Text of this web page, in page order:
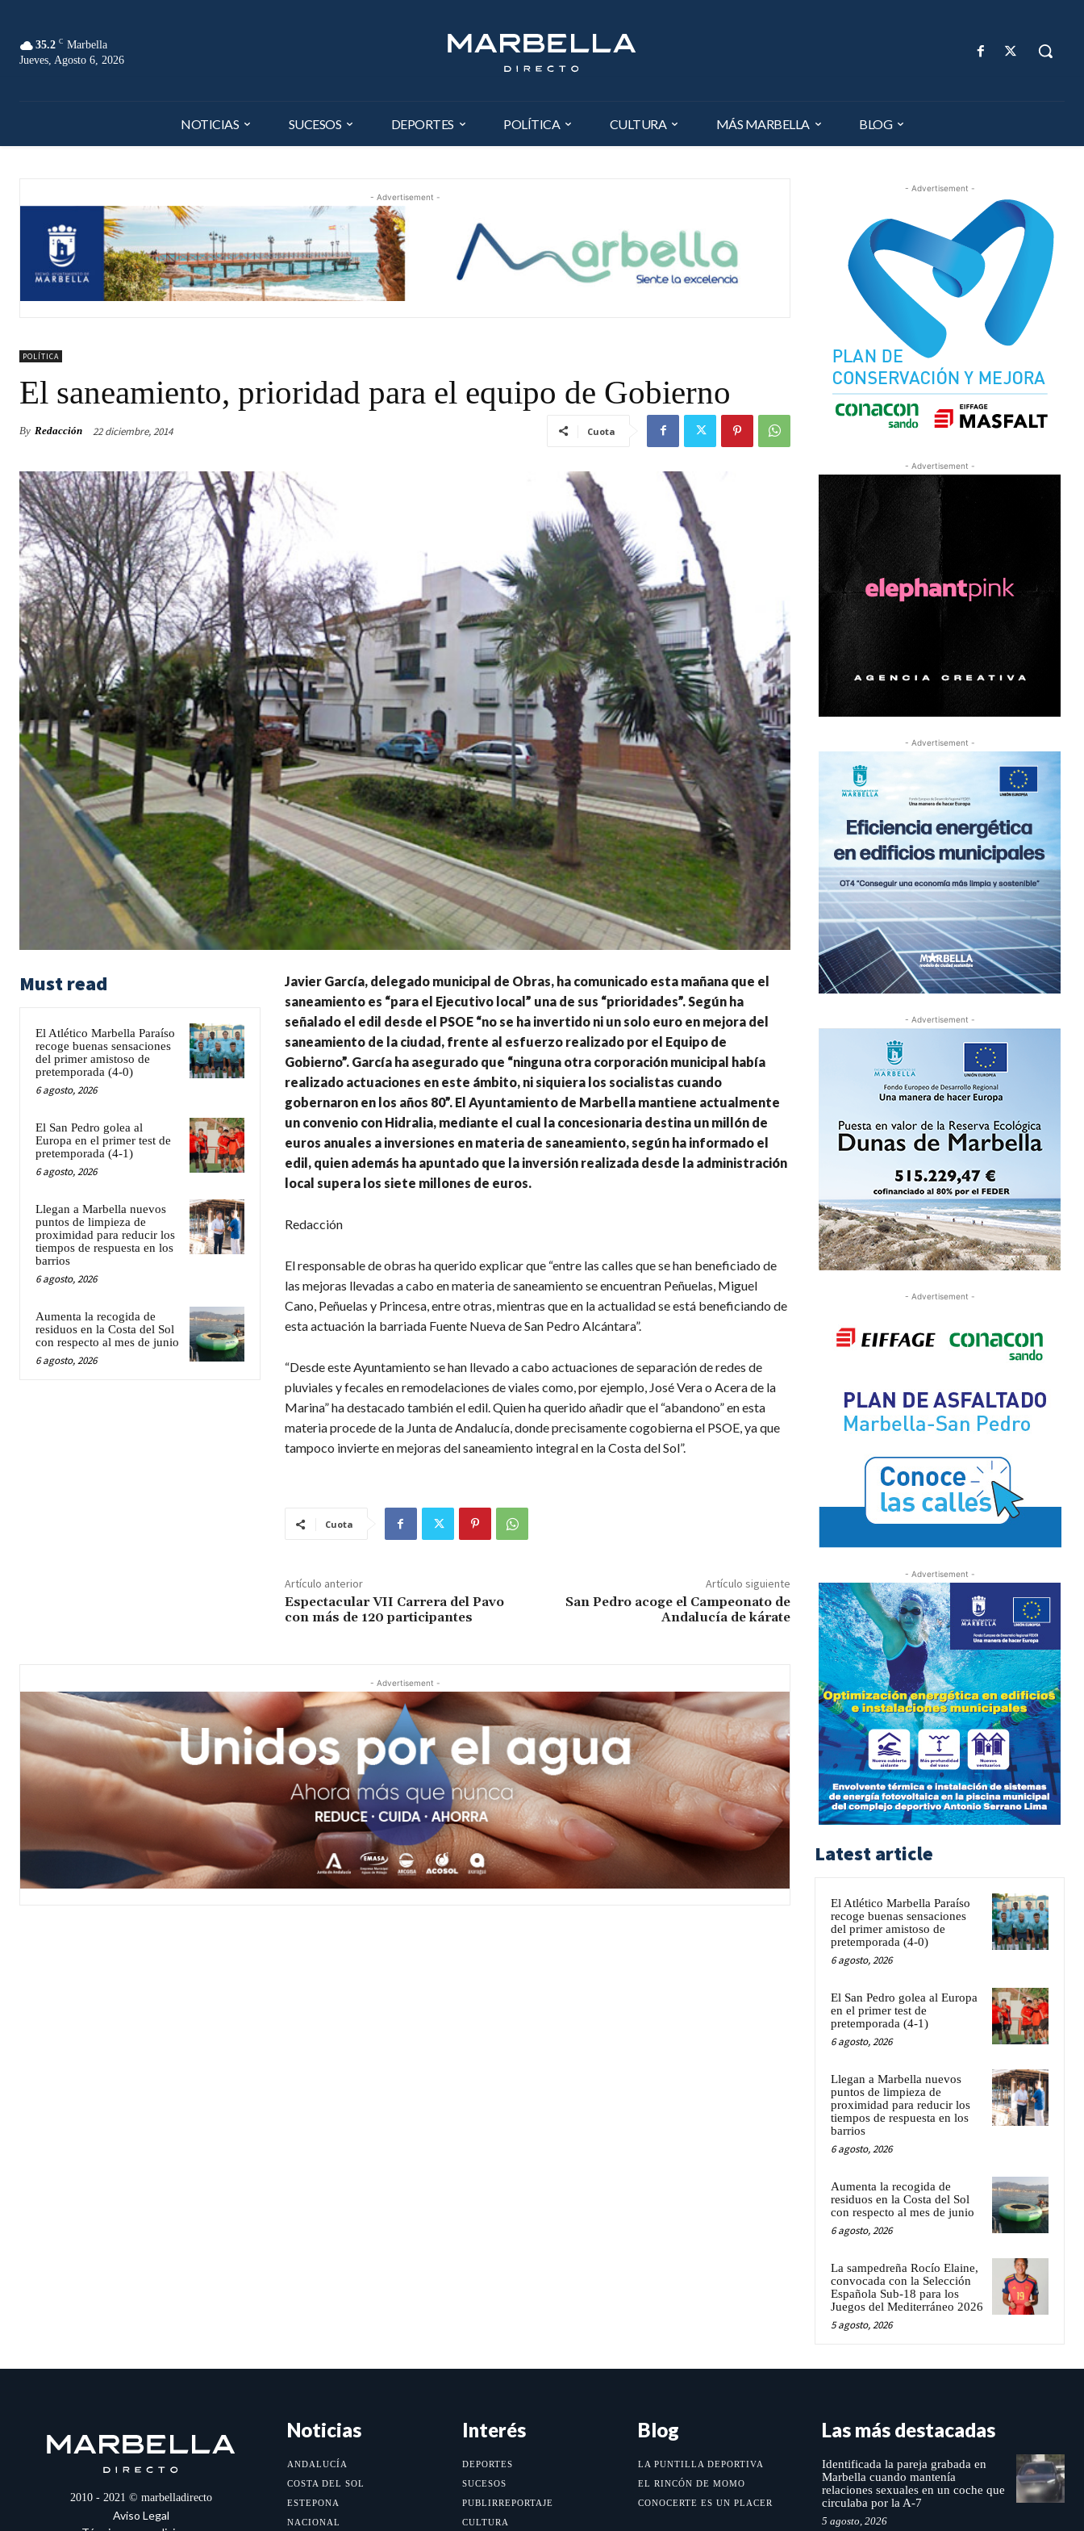
35.2 C Marbella
Jueves, Agosto 6, 2026
NOTICIAS SUCESOS DEPORTES POLÍTICA CULTURA MÁS MARBELLA BLOG
- Advertisement -
POLÍTICA
El saneamiento, prioridad para el equipo de Gobierno
By Redacción 22 diciembre, 2014 Cuota
Must read
El Atlético Marbella Paraíso
recoge buenas sensaciones
del primer amistoso de
pretemporada (4-0)
6 agosto, 2026
El San Pedro golea al
Europa en el primer test de
pretemporada (4-1)
6 agosto, 2026
Llegan a Marbella nuevos
puntos de limpieza de
proximidad para reducir los
tiempos de respuesta en los
barrios
6 agosto, 2026
Aumenta la recogida de
residuos en la Costa del Sol
con respecto al mes de junio
6 agosto, 2026
Javier García, delegado municipal de Obras, ha comunicado esta mañana que el
saneamiento es “para el Ejecutivo local” una de sus “prioridades”. Según ha
señalado el edil desde el PSOE “no se ha invertido ni un solo euro en mejora del
saneamiento de la ciudad, frente al esfuerzo realizado por el Equipo de
Gobierno”. García ha asegurado que “ninguna otra corporación municipal había
realizado actuaciones en este ámbito, ni siquiera los socialistas cuando
gobernaron en los años 80”. El Ayuntamiento de Marbella mantiene actualmente
un convenio con Hidralia, mediante el cual la concesionaria destina un millón de
euros anuales a inversiones en materia de saneamiento, según ha informado el
edil, quien además ha apuntado que la inversión realizada desde la administración
local supera los siete millones de euros.
Redacción
El responsable de obras ha querido explicar que “entre las calles que se han beneficiado de
las mejoras llevadas a cabo en materia de saneamiento se encuentran Peñuelas, Miguel
Cano, Peñuelas y Princesa, entre otras, mientras que en la actualidad se está beneficiando de
esta actuación la barriada Fuente Nueva de San Pedro Alcántara”.
“Desde este Ayuntamiento se han llevado a cabo actuaciones de separación de redes de
pluviales y fecales en remodelaciones de viales como, por ejemplo, José Vera o Acera de la
Marina” ha destacado también el edil. Quien ha querido añadir que el “abandono” en esta
materia procede de la Junta de Andalucía, donde precisamente cogobierna el PSOE, ya que
tampoco invierte en mejoras del saneamiento integral en la Costa del Sol”.
Cuota
Artículo anterior
Espectacular VII Carrera del Pavo
con más de 120 participantes
Artículo siguiente
San Pedro acoge el Campeonato de
Andalucía de kárate
- Advertisement -
- Advertisement -
- Advertisement -
- Advertisement -
- Advertisement -
- Advertisement -
- Advertisement -
Latest article
El Atlético Marbella Paraíso
recoge buenas sensaciones
del primer amistoso de
pretemporada (4-0)
6 agosto, 2026
El San Pedro golea al Europa
en el primer test de
pretemporada (4-1)
6 agosto, 2026
Llegan a Marbella nuevos
puntos de limpieza de
proximidad para reducir los
tiempos de respuesta en los
barrios
6 agosto, 2026
Aumenta la recogida de
residuos en la Costa del Sol
con respecto al mes de junio
6 agosto, 2026
La sampedreña Rocío Elaine,
convocada con la Selección
Española Sub-18 para los
Juegos del Mediterráneo 2026
5 agosto, 2026
2010 - 2021 © marbelladirecto
Aviso Legal
Noticias
ANDALUCÍA
COSTA DEL SOL
ESTEPONA
NACIONAL
Interés
DEPORTES
SUCESOS
PUBLIRREPORTAJE
CULTURA
Blog
LA PUNTILLA DEPORTIVA
EL RINCÓN DE MOMO
CONOCERTE ES UN PLACER
Las más destacadas
Identificada la pareja grabada en
Marbella cuando mantenía
relaciones sexuales en un coche que
circulaba por la A-7
5 agosto, 2026